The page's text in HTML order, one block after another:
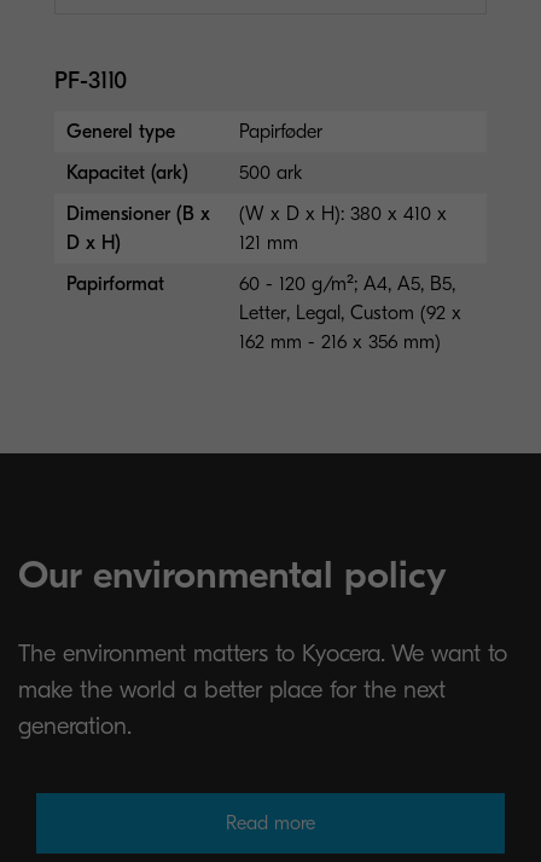
PF-3110
Generel type
Papirføder
Kapacitet (ark)
500 ark
Dimensioner (B x
D x H)
(W x D x H): 380 x 410 x
121 mm
Papirformat
60 - 120 g/m²; A4, A5, B5,
Letter, Legal, Custom (92 x
162 mm - 216 x 356 mm)
Our environmental policy
The environment matters to Kyocera. We want to
make the world a better place for the next
generation.
Read more